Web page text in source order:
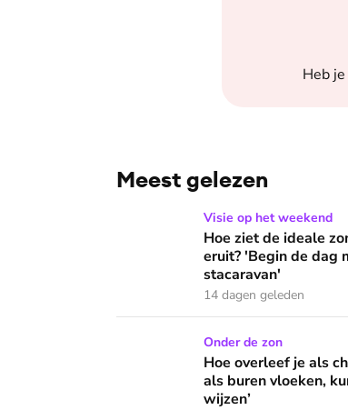
Heb
Meest gelezen
Hoe ziet de ideale zomerdag van
Visie op het weekend
Hoe ziet de ideale
eruit? 'Begin de dag
stacaravan'
14 dagen geleden
Hoe overleef je als christen de
Onder de zon
Hoe overleef je als
als buren vloeken,
wijzen’